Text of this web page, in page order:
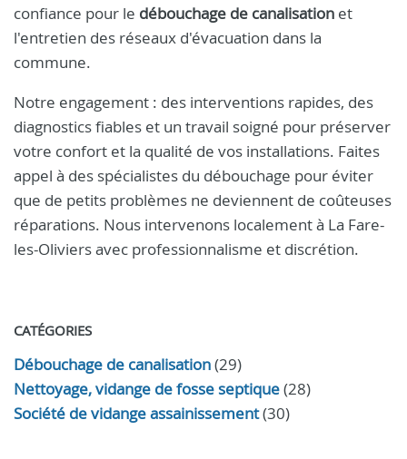
confiance pour le débouchage de canalisation et
l'entretien des réseaux d'évacuation dans la
commune.
Notre engagement : des interventions rapides, des
diagnostics fiables et un travail soigné pour préserver
votre confort et la qualité de vos installations. Faites
appel à des spécialistes du débouchage pour éviter
que de petits problèmes ne deviennent de coûteuses
réparations. Nous intervenons localement à La Fare-
les-Oliviers avec professionnalisme et discrétion.
CATÉGORIES
Débouchage de canalisation(29)
Nettoyage, vidange de fosse septique(28)
Société de vidange assainissement(30)